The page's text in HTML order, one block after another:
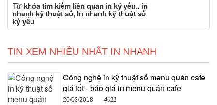
Từ khóa tìm kiếm liên quan in kỷ yếu., in
nhanh kỹ thuật số, In nhanh kỹ thuật số
kỷ yếu
TIN XEM NHIỀU NHẤT IN NHANH
Công nghệ in kỹ thuật số menu quán cafe
giá tốt - báo giá in menu quán cafe
20/03/2018 4011